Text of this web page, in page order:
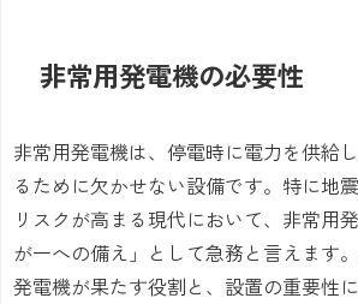
非常用発電機の必要性
非常用発電機は、停電時に電力を供給
るために欠かせない設備です。特に地
リスクが高まる現代において、非常用
が一への備え」として急務と言えます
発電機が果たす役割と、設置の重要性